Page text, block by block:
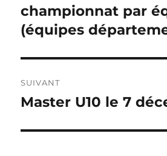
l’article
précédente :
championnat par
(équipes
SUIVANT
Publication
Master U10 le 7